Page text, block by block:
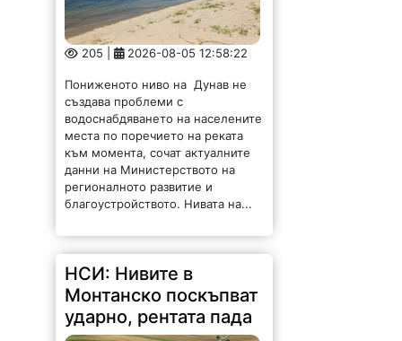
205 | 2026-08-05 12:58:22
Пониженото ниво на Дунав не
създава проблеми с
водоснабдяването на населените
места по поречието на реката
към момента, сочат актуалните
данни на Министерството на
регионалното развитие и
благоустройството. Нивата на...
НСИ: Нивите в
Монтанско поскъпват
ударно, рентата пада